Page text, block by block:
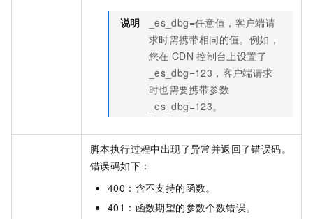
说明
_es_dbg=任意值，客户端请
求时需携带相同的值。例如，
您在 CDN 控制台上设置了
_es_dbg=123，客户端请求
时也需要携带参数
_es_dbg=123。
脚本执行过程中出现了异常并返回了错误码。
错误码如下：
400：含不支持的函数。
401：函数期望的参数个数错误。